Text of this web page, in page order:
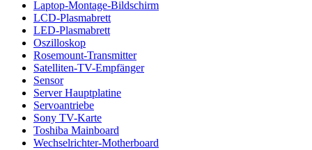
Laptop-Montage-Bildschirm
LCD-Plasmabrett
LED-Plasmabrett
Oszilloskop
Rosemount-Transmitter
Satelliten-TV-Empfänger
Sensor
Server Hauptplatine
Servoantriebe
Sony TV-Karte
Toshiba Mainboard
Wechselrichter-Motherboard